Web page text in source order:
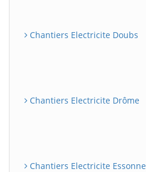
Chantiers Electricite Doubs
Chantiers Electricite Drôme
Chantiers Electricite Essonne